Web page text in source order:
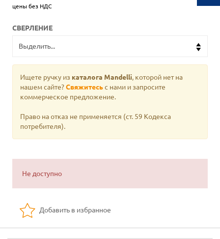
цены без НДС
СВЕРЛЕНИЕ
Ищете ручку из каталога Mandelli, которой нет на
нашем сайте?Свяжитесьс нами и запросите
коммерческое предложение.
Право на отказ не применяется (ст. 59 Кодекса
потребителя).
Не доступно
Добавить в избранное